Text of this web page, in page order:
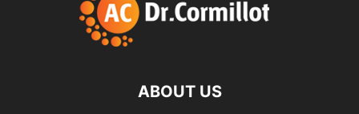
ABOUT US